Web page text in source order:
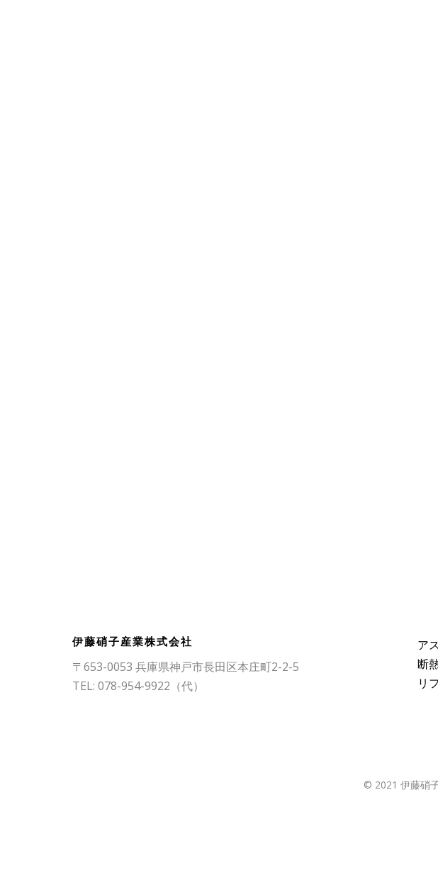
伊藤硝子産業株式会社
〒653-0053 兵庫県神戸市長田区本庄町2-2-5
TEL: 078-954-9922（代）
ア
断
リ
© 2021 伊藤硝